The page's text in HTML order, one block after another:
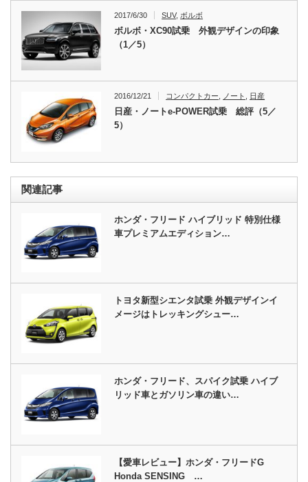
2017/6/30 SUV, ボルボ
ボルボ・XC90試乗 外観デザインの印象
（1／5）
2016/12/21 コンパクトカー ノート 日産
日産・ノートe-POWER試乗 総評（5／
5）
関連記事
ホンダ・フリード ハイブリッド 特別仕様
車プレミアムエディション…
トヨタ新型シエンタ試乗 外観デザインイ
メージはトレッキングシュー…
ホンダ・フリード、スパイク試乗 ハイブ
リッド車とガソリン車の違い…
【愛車レビュー】ホンダ・フリードG
Honda SENSING …